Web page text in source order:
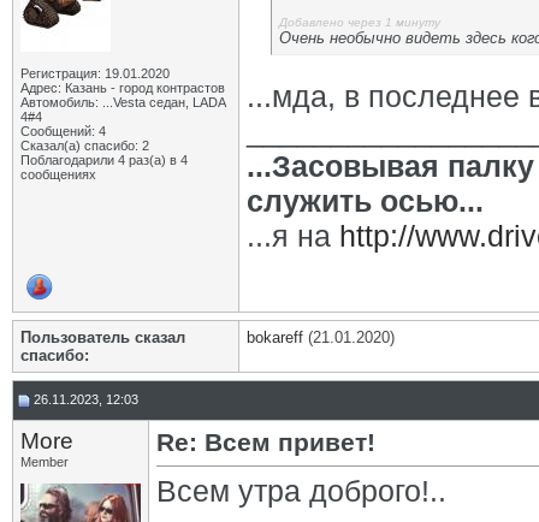
Регистрация: 19.01.2020
Адрес: Казань - город контрастов
Автомобиль: ...Vesta седан, LADA
4#4
Сообщений: 4
Сказал(а) спасибо: 2
Поблагодарили 4 раз(а) в 4
сообщениях
Добавлено через 1 минуту
Очень необычно видеть здесь
...мда, в последнее
...Засовывая палку
служить осью...
...я на http://
Пользователь сказал
cпасибо:
bokareff (21.01.2020)
26.11.2023, 12:03
More
Member
Re: Всем привет!
Всем утра доброго!..